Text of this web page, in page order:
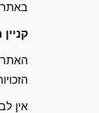
קניין
האתר
אין